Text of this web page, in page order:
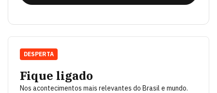
Fique ligado
Nos acontecimentos mais relevantes do Brasil e mundo.
DESPERTA